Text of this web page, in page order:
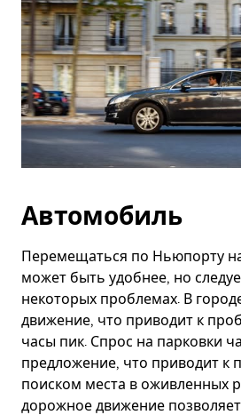
Автомобиль
Перемещаться по Ньюпорту
может быть удобнее, но
некоторых проблемах. В
движение, что приводит к
часы пик. Спрос на парковки
предложение, что приводит к
поиском места в оживленных
дорожное движение позволяет